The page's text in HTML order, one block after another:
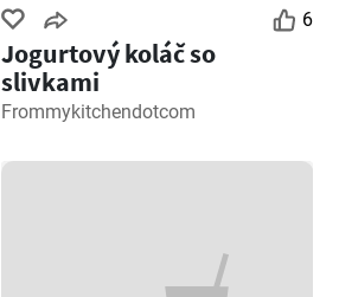
6
Jogurtový koláč so
slivkami
Frommykitchendotcom